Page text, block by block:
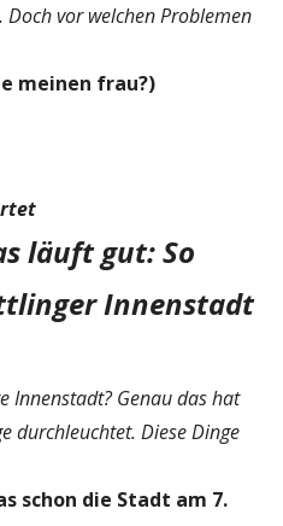
vor welchen Problemen
meinen frau?)
läuft gut: So
Innenstadt
Innenstadt? Genau das hat
durchleuchtet. Diese Dinge
schon die Stadt am 7.